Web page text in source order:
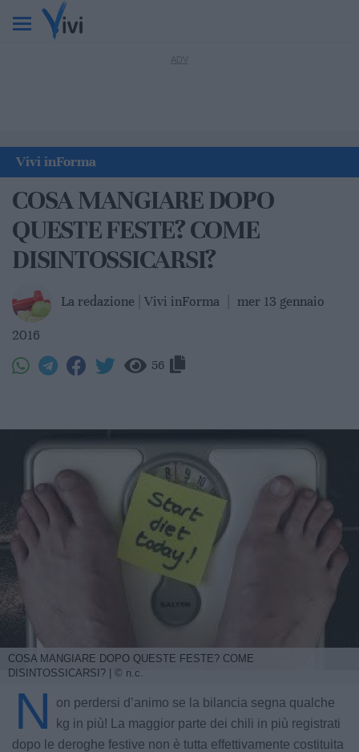
Vivi inForma
COSA MANGIARE DOPO
QUESTE FESTE? COME
DISINTOSSICARSI?
La redazione | Vivi inForma mer 13 gennaio
2016
56
COSA MANGIARE DOPO QUESTE FESTE? COME
DISINTOSSICARSI? | © n.c.
N
on perdersi d’animo se la bilancia segna qualche
kg in più! La maggior parte dei chili in più registrati
dopo le deroghe festive non è tutta effettivamente costituita